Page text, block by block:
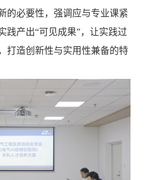
的必要性，强调应与专业课紧
践产出“可见成果”，让实践过
打造创新性与实用性兼备的特